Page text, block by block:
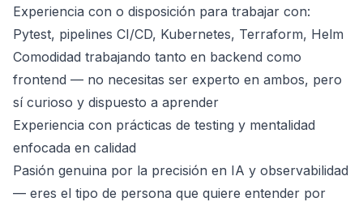
Experiencia con o disposición para trabajar con:
Pytest, pipelines CI/CD, Kubernetes, Terraform, Helm
Comodidad trabajando tanto en backend como
frontend — no necesitas ser experto en ambos, pero
sí curioso y dispuesto a aprender
Experiencia con prácticas de testing y mentalidad
enfocada en calidad
Pasión genuina por la precisión en IA y observabilidad
— eres el tipo de persona que quiere entender por